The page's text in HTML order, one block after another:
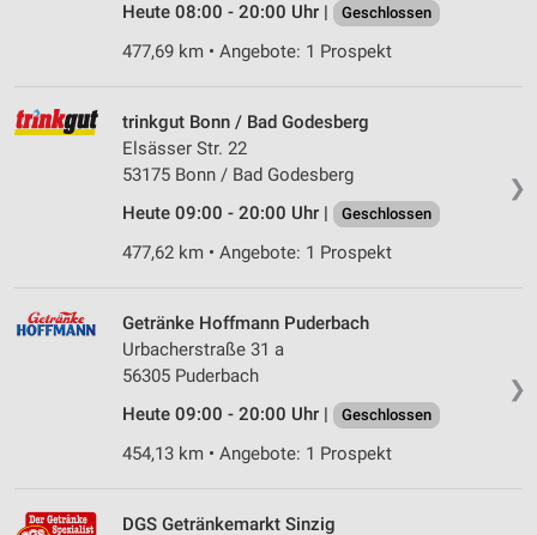
Heute 08:00 - 20:00 Uhr |
Geschlossen
477,69 km • Angebote: 1 Prospekt
❯
trinkgut Bonn / Bad Godesberg
Elsässer Str. 22
53175 Bonn / Bad Godesberg
Heute 09:00 - 20:00 Uhr |
Geschlossen
477,62 km • Angebote: 1 Prospekt
❯
Getränke Hoffmann Puderbach
Urbacherstraße 31 a
56305 Puderbach
Heute 09:00 - 20:00 Uhr |
Geschlossen
454,13 km • Angebote: 1 Prospekt
DGS Getränkemarkt Sinzig